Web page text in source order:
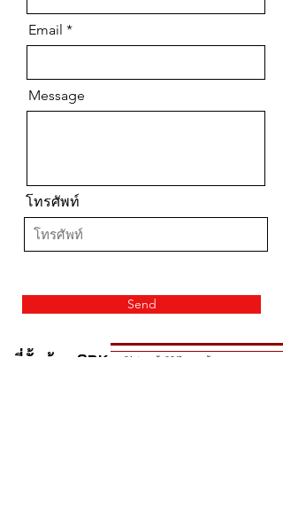
Email
Message
โทรศัพท์
Send
ที่ตั้ง ร้าน SBK
34 ซอยเอกชัย 83/7 ถนนเอกชัย แขวงคลองบางบอน